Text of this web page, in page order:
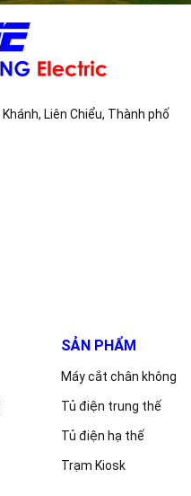
Liên Chiểu, Thành phố
SẢN PHẨM
Máy cắt chân không
Tủ điện trung thế
Tủ điện hạ thế
Trạm Kiosk